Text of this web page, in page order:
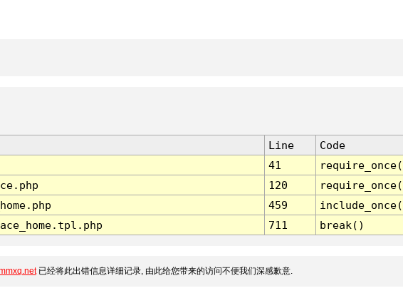
Line
Code
41
120
459
711 break()
已经将此出错信息详细记录, 由此给您带来的访问不便我们深感歉意.